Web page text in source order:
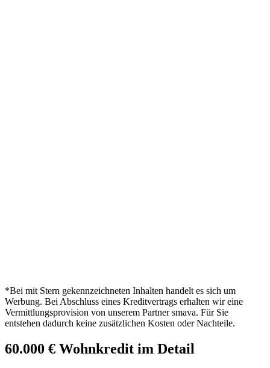
*Bei mit Stern gekennzeichneten Inhalten handelt es sich um
Werbung. Bei Abschluss eines Kreditvertrags erhalten wir eine
Vermittlungsprovision von unserem Partner smava. Für Sie
entstehen dadurch keine zusätzlichen Kosten oder Nachteile.
60.000 € Wohnkredit im Detail